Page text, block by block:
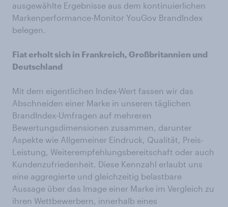
ausgewählte Ergebnisse aus dem kontinuierlichen
Markenperformance-Monitor YouGov BrandIndex
belegen.
Fiat erholt sich in Frankreich, Großbritannien und
Deutschland
Mit dem eigentlichen Index-Wert fassen wir das
Abschneiden einer Marke in unseren täglichen
BrandIndex-Umfragen auf mehreren
Bewertungsdimensionen zusammen, darunter
Aspekte wie Allgemeiner Eindruck, Qualität, Preis-
Leistung, Weiterempfehlungsbereitschaft oder auch
Kundenzufriedenheit. Diese Kennzahl erlaubt uns
eine aggregierte und gleichzeitig belastbare
Aussage über das Image einer Marke im Vergleich zu
ihren Wettbewerbern, innerhalb eines